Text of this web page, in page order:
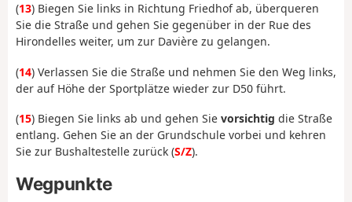
(13) Biegen Sie links in Richtung Friedhof ab, überqueren
Sie die Straße und gehen Sie gegenüber in der Rue des
Hirondelles weiter, um zur Davière zu gelangen.
(14) Verlassen Sie die Straße und nehmen Sie den Weg links,
der auf Höhe der Sportplätze wieder zur D50 führt.
(15) Biegen Sie links ab und gehen Sie vorsichtig die Straße
entlang. Gehen Sie an der Grundschule vorbei und kehren
Sie zur Bushaltestelle zurück (S/Z).
Wegpunkte